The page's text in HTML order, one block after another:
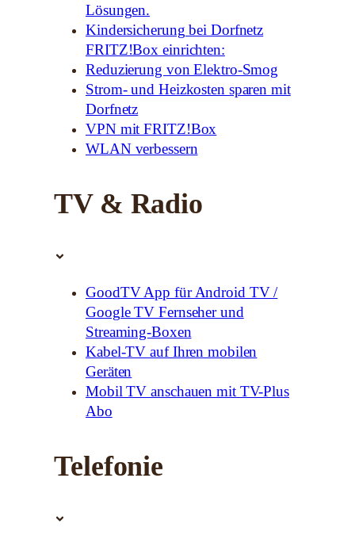
Lösungen.
Kindersicherung bei Dorfnetz
FRITZ!Box einrichten:
Reduzierung von Elektro-Smog
Strom- und Heizkosten sparen mit
Dorfnetz
VPN mit FRITZ!Box
WLAN verbessern
TV & Radio
GoodTV App für Android TV /
Google TV Fernseher und
Streaming-Boxen
Kabel-TV auf Ihren mobilen
Geräten
Mobil TV anschauen mit TV-Plus
Abo
Telefonie